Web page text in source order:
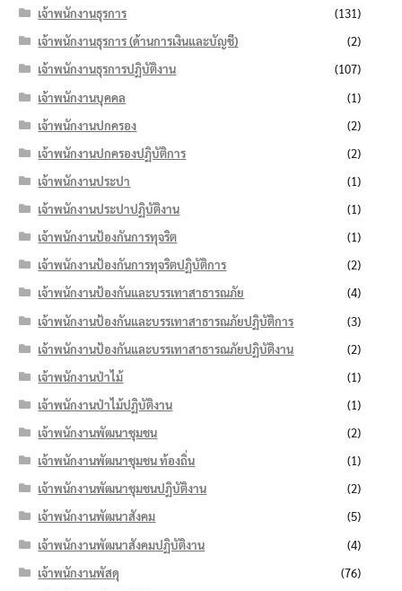
เจ้าพนักงานธุรการ
(131)
เจ้าพนักงานธุรการ (ด้านการเงินและบัญชี)
(2)
เจ้าพนักงานธุรการปฏิบัติงาน
(107)
เจ้าพนักงานบุคคล
(1)
เจ้าพนักงานปกครอง
(2)
เจ้าพนักงานปกครองปฏิบัติการ
(2)
เจ้าพนักงานประปา
(1)
เจ้าพนักงานประปาปฏิบัติงาน
(1)
เจ้าพนักงานป้องกันการทุจริต
(1)
เจ้าพนักงานป้องกันการทุจริตปฏิบัติการ
(2)
เจ้าพนักงานป้องกันและบรรเทาสาธารณภัย
(4)
เจ้าพนักงานป้องกันและบรรเทาสาธารณภัยปฏิบัติการ
(3)
เจ้าพนักงานป้องกันและบรรเทาสาธารณภัยปฏิบัติงาน
(2)
เจ้าพนักงานป่าไม้
(1)
เจ้าพนักงานป่าไม้ปฏิบัติงาน
(1)
เจ้าพนักงานพัฒนาชุมชน
(2)
เจ้าพนักงานพัฒนาชุมชน ท้องถิ่น
(1)
เจ้าพนักงานพัฒนาชุมชนปฏิบัติงาน
(2)
เจ้าพนักงานพัฒนาสังคม
(5)
เจ้าพนักงานพัฒนาสังคมปฏิบัติงาน
(4)
เจ้าพนักงานพัสดุ
(76)